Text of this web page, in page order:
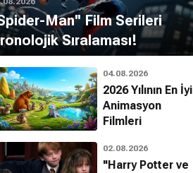
Man'' Film Serileri
Sıralaması!
04.08.2026
2026 Yılının En İyi
Animasyon
Filmleri
02.08.2026
"Harry Potter ve